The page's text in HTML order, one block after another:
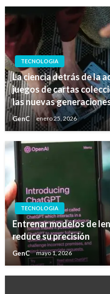
TECNOLOGIA
La ciencia detrás de la
juegos de cartas
las nuevas
GenC enero 25, 2026
TECNOLOGIA
Entrenar modelos de
reduce su precisión
GenC mayo 1, 2026